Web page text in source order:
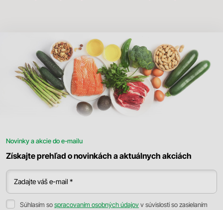
Novinky a akcie do e-mailu
Získajte prehľad o novinkách a aktuálnych akciách
Zadajte váš e-mail *
Súhlasím sospracovaním osobných údajovv súvislosti so zasielaním